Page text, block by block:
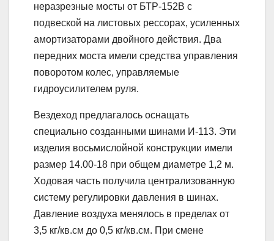
неразрезные мосты от БТР-152В с
подвеской на листовых рессорах, усиленных
амортизаторами двойного действия. Два
передних моста имели средства управления
поворотом колес, управляемые
гидроусилителем руля.
Вездеход предлагалось оснащать
специально созданными шинами И-113. Эти
изделия восьмислойной конструкции имели
размер 14.00-18 при общем диаметре 1,2 м.
Ходовая часть получила централизованную
систему регулировки давления в шинах.
Давление воздуха менялось в пределах от
3,5 кг/кв.см до 0,5 кг/кв.см. При смене